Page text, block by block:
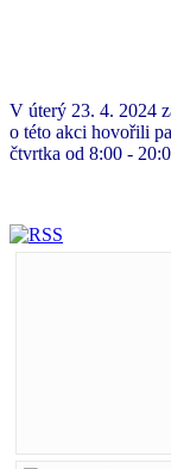
V úterý 23. 4. 2024
o této akci hovořili
čtvrtka od 8:00 -